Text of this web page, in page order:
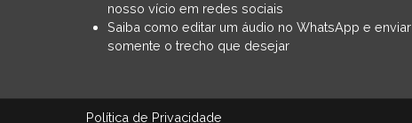
nosso vício em redes sociais
Saiba como editar um áudio no WhatsApp e enviar
somente o trecho que desejar
Política de Privacidade